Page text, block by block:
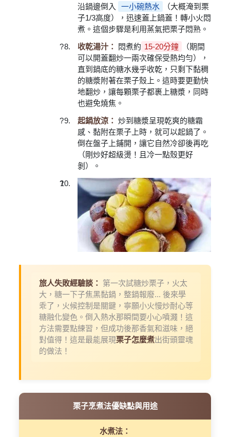
沿鍋邊倒入 一小碗熱水
（大概淹到栗
子1/3高度），迅速蓋上鍋蓋！轉小火悶
煮。這個步驟是利用蒸氣把栗子悶熟。
收乾湯汁：
悶煮約 15-20分鐘
（期間
可以開蓋翻炒一兩次確保受熱均勻），
直到鍋底的糖水幾乎收乾，只剩下黏稠
的糖漿附著在栗子殼上。這時要更勤快
地翻炒，讓每顆栗子都裹上糖漿，同時
也避免燒焦。
起鍋放涼： 炒到糖漿呈現乾爽的糖霜
感、黏附在栗子上時，就可以起鍋了。
倒在盤子上鋪開，讓它自然冷卻後再吃
（剛炒好超級燙！且冷一點殼更好
剝）。
旅人失敗經驗談： 第一次試糖炒栗子，火太
大，糖一下子焦黑黏鍋，整鍋報廢... 後來學
乖了，火候控制是關鍵，寧願小火慢炒耐心等
糖融化變色。倒入熱水那瞬間要小心噴濺！這
方法需要點練習，但成功後那香氣和滋味，絕
對值得！這是最能展現栗子怎麼煮出街頭靈魂
的做法！
栗子烹煮法優缺點與用途
水煮法：